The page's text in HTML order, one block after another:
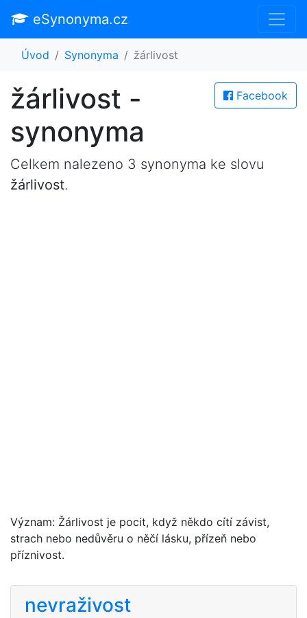
eSynonyma.cz
Úvod Synonyma žárlivost
Facebook
žárlivost -
synonyma
Celkem nalezeno 3 synonyma ke slovu
žárlivost.
Význam: Žárlivost je pocit, když někdo cítí závist,
strach nebo nedůvěru o něčí lásku, přízeň nebo
příznivost.
nevraživost